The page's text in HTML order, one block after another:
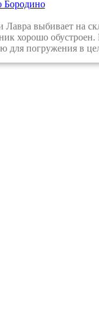
Бородино
выбивает на
хорошо
для погружения в